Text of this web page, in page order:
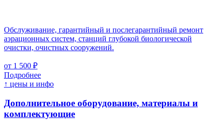
Обслуживание, гарантийный и послегарантийный ремонт
аэрационных систем, станций глубокой биологической
очистки, очистных сооружений.
от 1 500 ₽
Подробнее
↑ цены и инфо
Дополнительное оборудование, материалы и
комплектующие